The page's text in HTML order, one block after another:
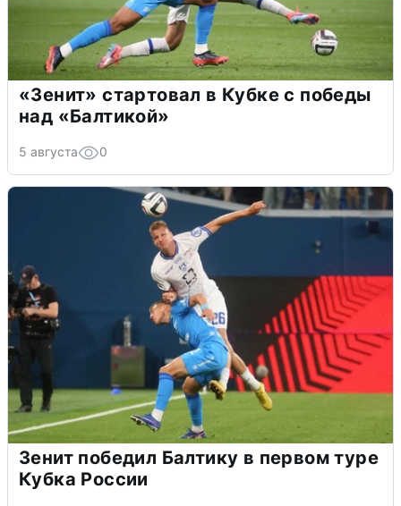
«Зенит» стартовал в Кубке с победы
над «Балтикой»
5 августа 0
Зенит победил Балтику в первом туре
Кубка России